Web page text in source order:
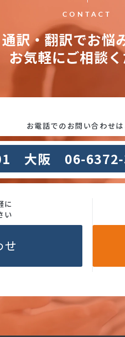
CONTACT
通訳・翻訳でお悩
お気軽にご相談
お電話でのお問い合わせは
大阪 06-
に
い
せ